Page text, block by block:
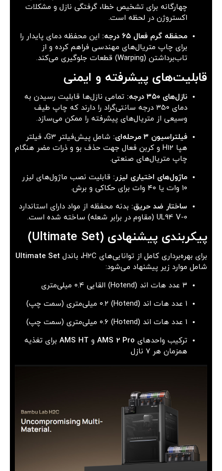
چهارگانه برای تشخیص خطا، گرفتگی نازل و مشکلات
اکستروژن در لحظه است.
محفظه گرم فعال ۶۵ درجه:
این محفظه دمای پایدار را
برای چاپ متریال‌های مهندسی فراهم کرده و از
تاب‌برداشتن (Warping) قطعات جلوگیری می‌کند.
قابلیت‌های پیشرفته و ایمنی
نازل‌های ۳۵۰ درجه:
تمامی نازل‌ها قابلیت رسیدن به
دمای ۳۵۰ درجه سانتی‌گراد را دارند که چاپ طیف
وسیعی از متریال‌های پیشرفته را ممکن می‌سازد.
فیلتراسیون ۳ مرحله‌ای:
شامل پیش‌فیلتر G3، فیلتر
هپا H12 و کربن فعال جهت حذف بو و ذرات مضر هنگام
چاپ متریال‌های صنعتی.
ماژول‌های اختیاری لیزر: قابلیت نصب ماژول‌های لیزر
۱۰ وات یا ۴۰ وات برای حکاکی و برش.
ساختار ضد حریق: بدنه محفظه از مواد دارای استاندارد
UL94 V-0 (مقاوم در برابر شعله) ساخته شده است.
پیکربندی پیشنهادی (Ultimate Set)
برای بهره‌برداری کامل از توانایی‌های H2C، باندل
Ultimate Set
شامل موارد زیر پیشنهاد می‌شود:
۳ عدد هات اند (Hotend) القایی ۰.۴ میلی‌متری
۱ عدد هات اند (Hotend) ۰.۲ میلی‌متری (سمت چپ)
۱ عدد هات اند (Hotend) ۰.۶ میلی‌متری (سمت چپ)
ترکیب واحدهای AMS 2 Pro و AMS HT برای تغذیه
همزمان هر ۷ نازل